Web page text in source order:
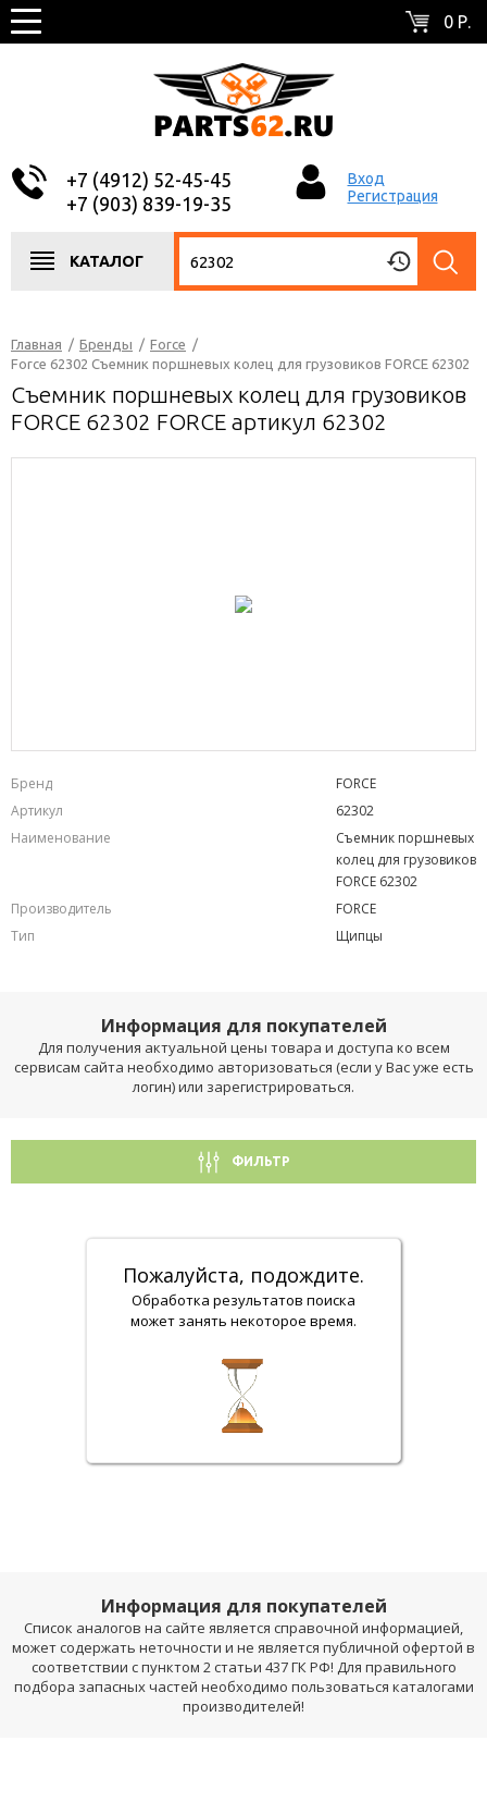
0 Р.
+7 (4912) 52-45-45
+7 (903) 839-19-35
Вход
Регистрация
КАТАЛОГ
Главная / Бренды / Force /
Force 62302 Съемник поршневых колец для грузовиков FORCE 62302
Съемник поршневых колец для грузовиков
FORCE 62302 FORCE артикул 62302
Бренд
FORCE
Артикул
62302
Наименование
Съемник поршневых
колец для грузовиков
FORCE 62302
Производитель
FORCE
Тип
Щипцы
Информация для покупателей
Для получения актуальной цены товара и доступа ко всем
сервисам сайта необходимо авторизоваться (если у Вас уже есть
логин) или зарегистрироваться.
ФИЛЬТР
Пожалуйста, подождите.
Обработка результатов поиска
может занять некоторое время.
Информация для покупателей
Список аналогов на сайте является справочной информацией,
может содержать неточности и не является публичной офертой в
соответствии с пунктом 2 статьи 437 ГК РФ! Для правильного
подбора запасных частей необходимо пользоваться каталогами
производителей!